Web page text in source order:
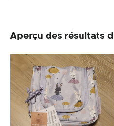
Traitement des produits
Le test pratique
Rapport qualité/prix
Résultat global
Aperçu des résultats